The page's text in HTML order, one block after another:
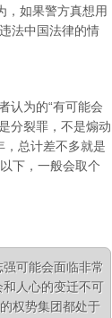
，如果警方真想用
法中国法律的情
认为的“有可能会
分裂罪，不是煽动
，总计差不多就是
下，一般会取个
可能会面临非常
人心的变迁不可
权势集团都处于